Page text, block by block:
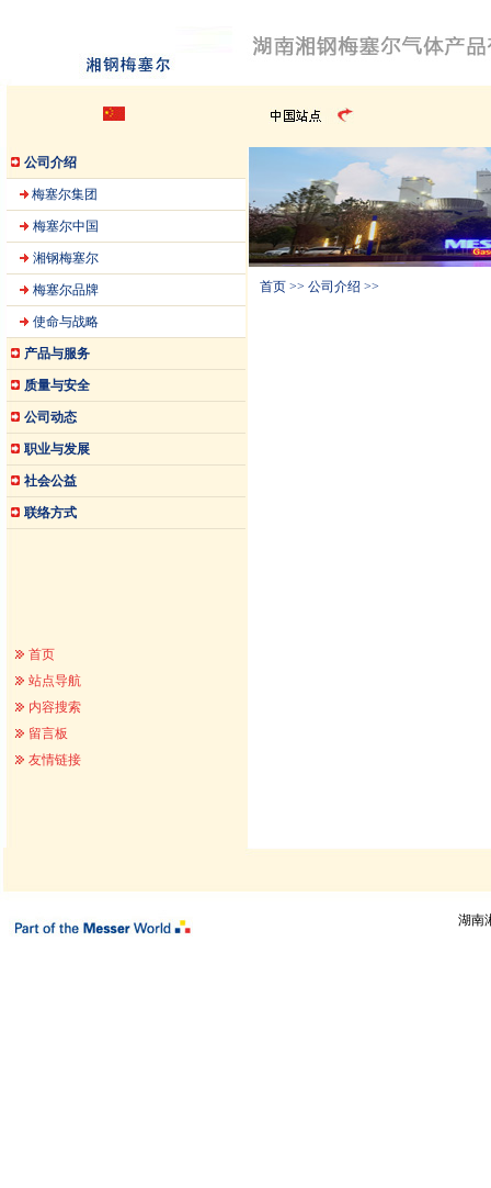
公司介绍
梅塞尔集团
梅塞尔中国
湘钢梅塞尔
梅塞尔品牌
使命与战略
产品与服务
质量与安全
公司动态
职业与发展
社会公益
联络方式
首页
站点导航
内容搜索
留言板
友情链接
首页 >> 公司介绍 >>
湖南